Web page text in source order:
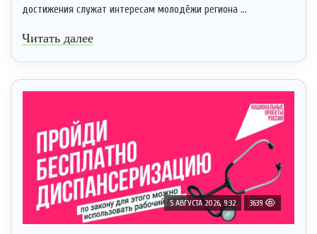
достижения служат интересам молодёжи региона ...
Читать далее
5 АВГУСТА 2026, 9:32 3639